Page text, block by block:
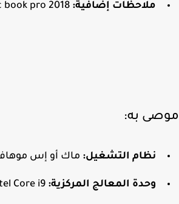
ملاحظات إضافية:Mac book pro 2018 أو أحدث.
به:
نظام التشغيل:ماك أو إس موهافي 64 بت.
وحدة المعالج المركزية:Intel Core i9.